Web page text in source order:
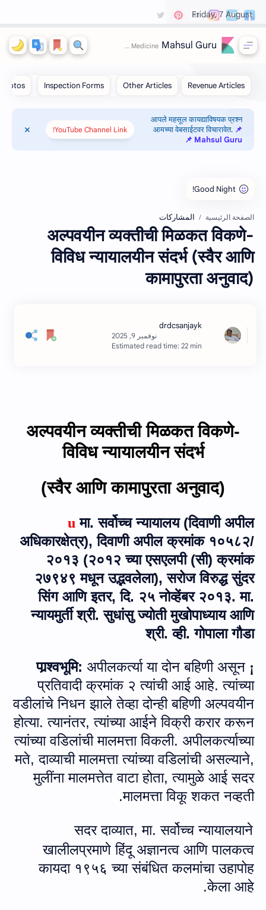
Friday, 7 August
Mahsul Guru
आपले महसूल कायद्याविषयक प्रश्न
आमच्या वेबसाईटवर विचारावेत. 📌
Mahsul Guru 📌
YouTube Channel Link!
الصفحة الرئيسية المشاركات
अल्‍पवयीन व्‍यक्‍तीची मिळकत विकणे-
विविध न्‍यायालयीन संदर्भ (स्‍वैर आणि
कामापुरता अनुवाद)
Estimated read time: 22 min
अल्‍पवयीन व्‍यक्‍तीची मिळकत विकणे-
विविध न्‍यायालयीन संदर्भ
(स्‍वैर आणि कामापुरता अनुवाद)
u मा. सर्वोच्च न्यायालय (दिवाणी अपील
अधिकारक्षेत्र), दिवाणी अपील क्रमांक १०५८२/
२०१३ (२०१२ च्या एसएलपी (सी) क्रमांक
२७९४९ मधून उद्भवलेला), सरोज विरुद्ध सुंदर
सिंग आणि इतर, दि. २५ नोव्हेंबर २०१३. मा.
न्‍यायमुर्ती श्री. सुधांसु ज्योती मुखोपाध्याय आणि
श्री. व्ही. गोपाला गौडा
¡
अपीलकर्त्या या दोन बहिणी असून
प्रतिवादी क्रमांक २ त्‍यांची आई आहे. त्यांच्‍या
वडीलांचे निधन झाले तेव्हा दोन्ही बहिणी अल्पवयीन
होत्या. त्यानंतर,त्यांच्या आईने विक्री करार करून
त्यांच्या वडिलांची मालमत्ता विकली. अपीलकर्त्याच्या
मते,दाव्याची मालमत्ता त्यांच्या वडिलांची असल्याने,
मुलींना मालमत्तेत वाटा होता,त्यामुळे आई सदर
मालमत्ता विकू शकत नव्हती.
सदर दाव्‍यात, मा. सर्वोच्च न्यायालयाने
खालीलप्रमाणे हिंदू अज्ञानत्‍व आणि पालकत्व
कायदा १९५६ च्‍या संबंधित कलमांचा उहापोह
केला आहे.